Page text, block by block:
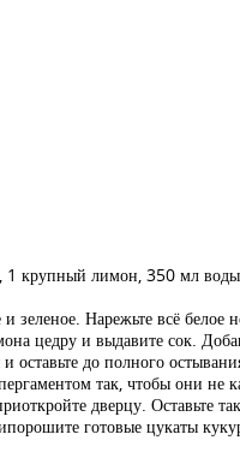
1 крупный лимон, 350 мл
зеленое. Нарежьте всё
цедру и выдавите сок.
оставьте до полного
так, чтобы они не
дверцу. Оставьте
готовые цукаты